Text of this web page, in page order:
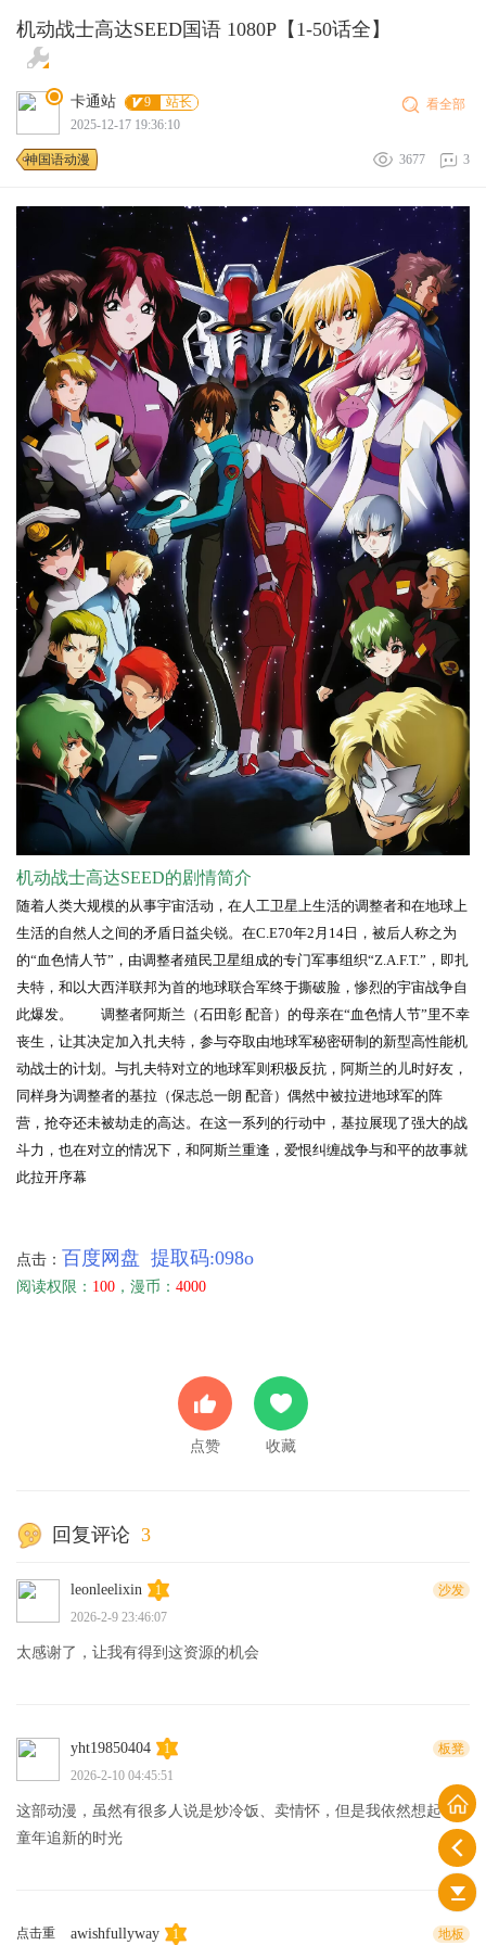
机动战士高达SEED国语 1080P【1-50话全】
卡通站 9
站长
2025-12-17 19:36:10
看全部
神国语动漫 3677 3
机动战士高达SEED的剧情简介
随着人类大规模的从事宇宙活动，在人工卫星上生活的调整者和在地球上
生活的自然人之间的矛盾日益尖锐。在C.E70年2月14日，被后人称之为
的“血色情人节”，由调整者殖民卫星组成的专门军事组织“Z.A.F.T.”，即扎
夫特，和以大西洋联邦为首的地球联合军终于撕破脸，惨烈的宇宙战争自
此爆发。 调整者阿斯兰（石田彰 配音）的母亲在“血色情人节”里不幸
丧生，让其决定加入扎夫特，参与夺取由地球军秘密研制的新型高性能机
动战士的计划。与扎夫特对立的地球军则积极反抗，阿斯兰的儿时好友，
同样身为调整者的基拉（保志总一朗 配音）偶然中被拉进地球军的阵
营，抢夺还未被劫走的高达。在这一系列的行动中，基拉展现了强大的战
斗力，也在对立的情况下，和阿斯兰重逢，爱恨纠缠战争与和平的故事就
此拉开序幕
点击： 百度网盘 提取码:098o
阅读权限： 100 ，漫币： 4000
点赞 收藏
回复评论 3
leonleelixin 1
沙发
2026-2-9 23:46:07
太感谢了，让我有得到这资源的机会
yht19850404 1
板凳
2026-2-10 04:45:51
这部动漫，虽然有很多人说是炒冷饭、卖情怀，但是我依然想起了
童年追新的时光
点击重 awishfullyway 1 地板